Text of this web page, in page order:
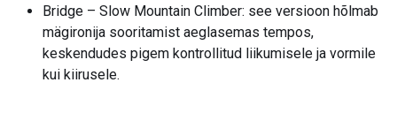
Bridge – Slow Mountain Climber: see versioon hõlmab
mägironija sooritamist aeglasemas tempos,
keskendudes pigem kontrollitud liikumisele ja vormile
kui kiirusele.